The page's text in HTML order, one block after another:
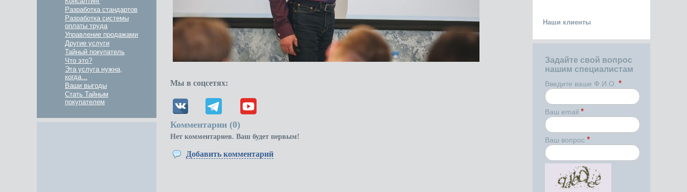
Разработка стандартов
Разработка системы
оплаты труда
Управление продажами
Другие услуги
Тайный покупатель
Что это?
Эта услуга нужна,
когда...
Ваши выгоды
Стать Тайным
покупателем
Наши клиенты
Задайте свой вопрос
нашим специалистам
Введите ваше Ф.И.О. *
Ваш email *
Ваш вопрос *
Мы в соцсетях:
Комментарии (0)
Нет комментариев. Ваш будет первым!
Добавить комментарий